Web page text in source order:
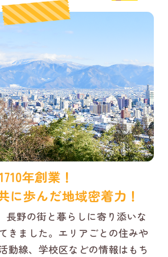
年創業！
に歩んだ地域密着力！
長野の街と暮らしに寄り添いな
きました。エリアごとの住みや
動線、学校区などの情報はもち